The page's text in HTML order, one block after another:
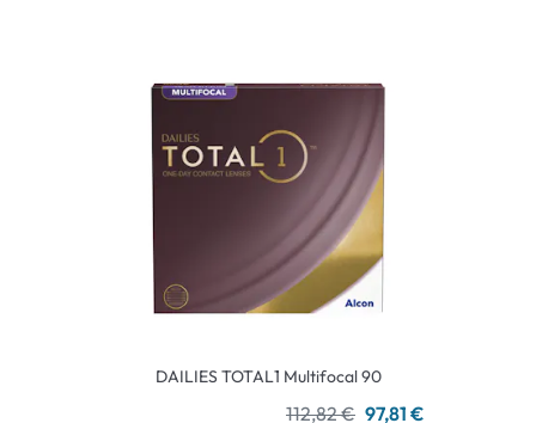
DAILIES TOTAL1 Multifocal 90
112,82 € 97,81 €